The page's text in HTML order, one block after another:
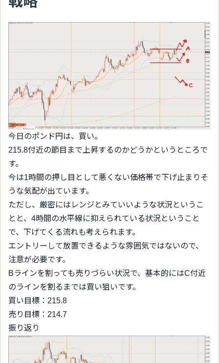
今日のポンド円は、買い。
215.8付近の節目まで上昇するのかどうかというところで
す。
今は1時間の押し目として悪くない価格帯で下げ止まりそ
うな気配が出ています。
ただし、厳密にはレンジとみていいような状況というこ
とと、4時間の水平線に抑えられている状況ということ
で、下げてくる流れも考えられます。
エントリーして放置できるような雰囲気ではないので、
注意が必要です。
Bラインを割っても売りづらい状況で、基本的にはC付近
のラインを割るまでは買い狙いです。
買い目標：215.8
売り目標：214.7
振り返り